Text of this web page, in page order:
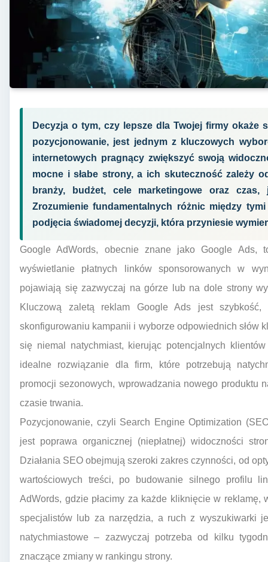
Decyzja o tym, czy lepsze dla Twojej firmy okaże
pozycjonowanie, jest jednym z kluczowych
internetowych pragnący zwiększyć swoją
mocne i słabe strony, a ich skuteczność zależy
branży, budżet, cele marketingowe oraz czas,
Zrozumienie fundamentalnych różnic między
podjęcia świadomej decyzji, która przyniesie
Google AdWords, obecnie znane jako Google Ads,
wyświetlanie płatnych linków sponsorowanych w
pojawiają się zazwyczaj na górze lub na dole strony
Kluczową zaletą reklam Google Ads jest
skonfigurowaniu kampanii i wyborze odpowiednich słów
się niemal natychmiast, kierując potencjalnych
idealne rozwiązanie dla firm, które potrzebują
promocji sezonowych, wprowadzania nowego produktu
czasie trwania.
Pozycjonowanie, czyli Search Engine Optimization
jest poprawa organicznej (niepłatnej) widoczności
Działania SEO obejmują szeroki zakres czynności, od
wartościowych treści, po budowanie silnego profilu
AdWords, gdzie płacimy za każde kliknięcie w reklamę,
specjalistów lub za narzędzia, a ruch z wyszukiwarki
natychmiastowe – zazwyczaj potrzeba od kilku
znaczące zmiany w rankingu strony.